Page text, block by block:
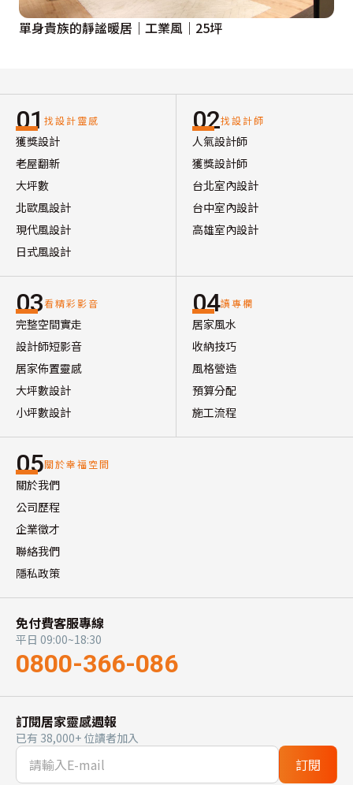
單身貴族的靜謐暖居｜工業風｜25坪
01 找設計靈感
獲獎設計
老屋翻新
大坪數
北歐風設計
現代風設計
日式風設計
02找設計師
人氣設計師
獲獎設計師
台北室內設計
台中室內設計
高雄室內設計
03看精彩影音
完整空間實走
設計師短影音
居家佈置靈感
大坪數設計
小坪數設計
04讀專欄
居家風水
收納技巧
風格營造
預算分配
施工流程
05關於幸福空間
關於我們
公司歷程
企業徵才
聯絡我們
隱私政策
免付費客服專線
平日 09:00~18:30
0800-366-086
訂閱居家靈感週報
已有 38,000+ 位讀者加入
訂閱